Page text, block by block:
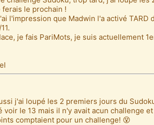
ferais le prochain !
l'impression que Madwin l'a activé TARD
je fais PariMots, je suis actuellement
j'ai loupé les 2 premiers jours du
voir le 13 mais il n'y avait acun challenge
comptaient pour un challenge! 😵